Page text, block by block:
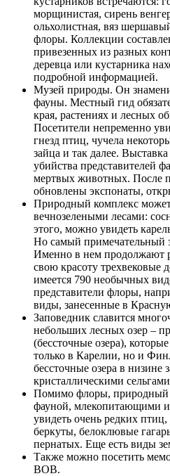
морщинистая, сирень
ольхолистная, вяз
флоры. Коллекции
привезенных из разных
деревца или кустарника
подробной информацией.
Музей природы. Он
фауны. Местный гид
края, растениях и лесных
Посетители непременно
гнезд птиц, чучела
зайца и так далее.
убийства представителей
мертвых животных. После
обновлены экспонаты,
Природный комплекс может
вечнозелеными лесами:
этого, можно увидеть
Но самый примечательный
Именно в нем продолжают
свою красоту трехвековые
имеется 790 необычных
представители флоры,
виды, занесенные в
Заповедник славится
небольших лесных озер –
(бессточные озера),
только в Карелии, но и
бессточные озера в низине
кристаллическими
Помимо флоры, природный
фауной, млекопитающими
увидеть очень редких
беркуты, белоклювые
пернатых. Еще есть виды
Также можно посетить
ВОВ.